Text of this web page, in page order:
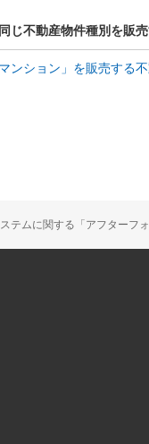
じ不動産物件種別を販
ンション」を販売する
テムに関する「アフターフ